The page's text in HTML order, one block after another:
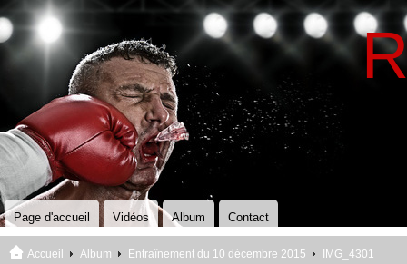
Page d'accueil Vidéos Album Contact
Accueil Album Entraînement du 10 décembre 2015 IMG_4301